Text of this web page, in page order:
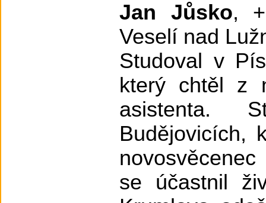
Jan Jůsko,
Veselí nad
Studoval v
který chtěl z
asistenta.
Budějovicích,
se účastnil